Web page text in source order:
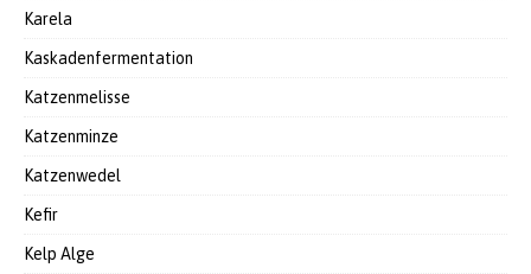
Karela
Kaskadenfermentation
Katzenmelisse
Katzenminze
Katzenwedel
Kefir
Kelp Alge